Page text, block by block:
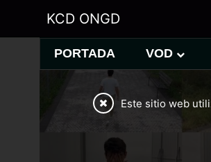
KCD ONGD
PORTADA VOD
Este sitio web